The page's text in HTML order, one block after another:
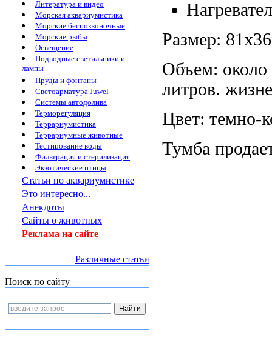
Литература и видео
Морская аквариумистика
Морские беспозвоночные
Морские рыбы
Освещение
Подводные светильники и
лампы
Пруды и фонтаны
Светоарматура Juwel
Системы автодолива
Терморегуляция
Террариумистика
Террариумные животные
Тестирование воды
Фильтрация и стерилизация
Экзотические птицы
Статьи по аквариумистике
Это интересно...
Анекдоты
Сайты о животных
Реклама на сайте
Различные статьи
Поиск по сайту
Размер:
Объем: около
литров.
Цвет: темно-
Тумба